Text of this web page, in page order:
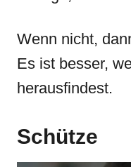
Wenn nicht,
Es ist besser,
herausfindest.
Schütze